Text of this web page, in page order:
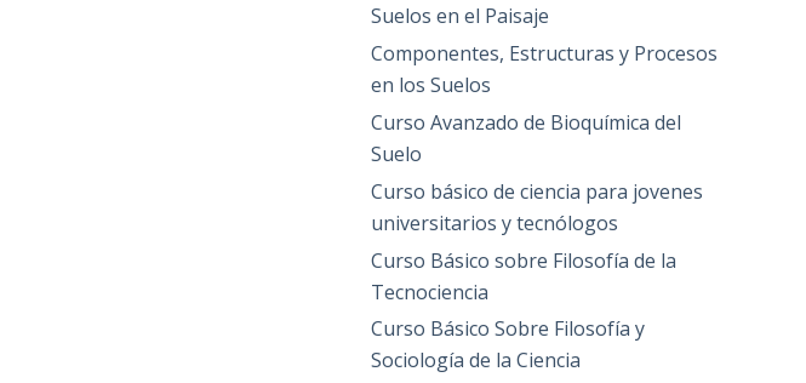
Suelos en el Paisaje
Componentes, Estructuras y Procesos
en los Suelos
Curso Avanzado de Bioquímica del
Suelo
Curso básico de ciencia para jovenes
universitarios y tecnólogos
Curso Básico sobre Filosofía de la
Tecnociencia
Curso Básico Sobre Filosofía y
Sociología de la Ciencia